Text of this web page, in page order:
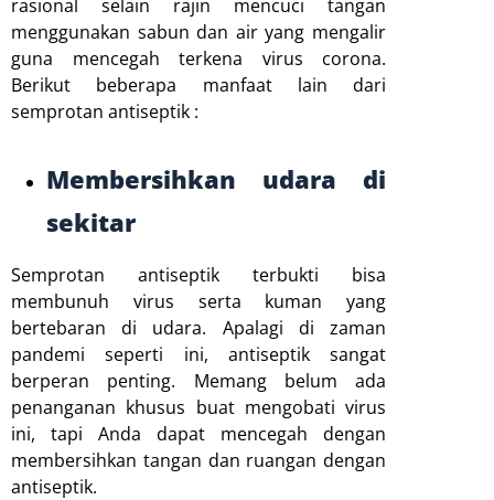
rasional selain rajin mencuci tangan
menggunakan sabun dan air yang mengalir
guna mencegah terkena virus corona.
Berikut beberapa manfaat lain dari
semprotan antiseptik :
Membersihkan udara di
sekitar
Semprotan antiseptik terbukti bisa
membunuh virus serta kuman yang
bertebaran di udara. Apalagi di zaman
pandemi seperti ini, antiseptik sangat
berperan penting. Memang belum ada
penanganan khusus buat mengobati virus
ini, tapi Anda dapat mencegah dengan
membersihkan tangan dan ruangan dengan
antiseptik.